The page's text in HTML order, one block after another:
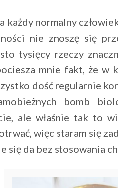
każdy normalny
nie znoszę się
tysięcy rzeczy
mnie fakt, że w
dość regularnie
bomb
ale właśnie tak to
więc staram się
się da bez stosowania